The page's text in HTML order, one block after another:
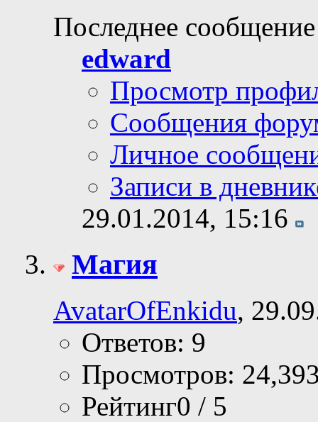
Последнее
edward
Просмотр
Сообщения
Личное
Записи в
29.01.2014, 15:16
Магия
AvatarOfEnkidu,
Ответов: 9
Просмотров:
Рейтинг0 / 5